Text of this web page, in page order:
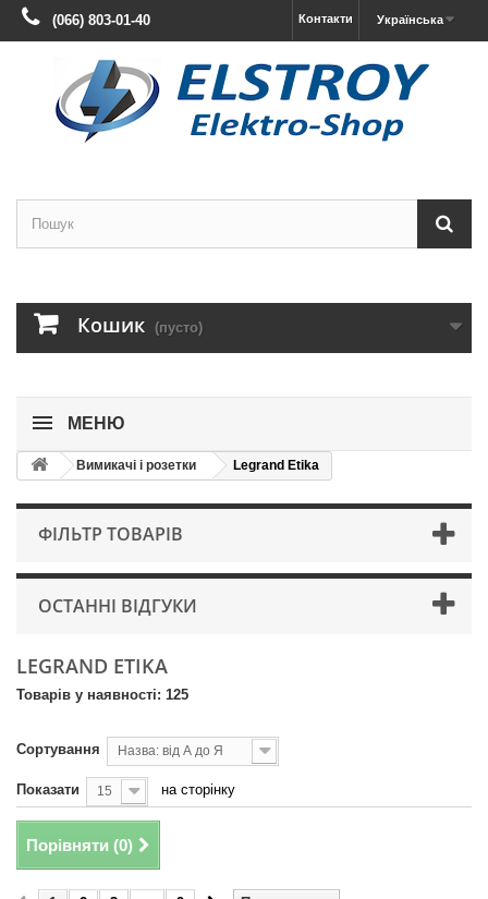
Українська
Контакти
(066) 803-01-40
Кошик (пусто)
МЕНЮ
Вимикачі і розетки Legrand Etika
ФІЛЬТР ТОВАРІВ
ОСТАННІ ВІДГУКИ
LEGRAND ETIKA
Товарів у наявності: 125
Сортування Назва: від А до Я
Показати 15 на сторінку
Порівняти (0)